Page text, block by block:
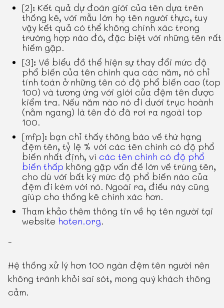
[2]: Kết quả dự đoán giới của tên dựa trên
thống kê, với mẫu lớn họ tên người thực, tuy
vậy kết quả có thể không chính xác trong
trường hợp nào đó, đặc biệt với những tên rất
hiếm gặp.
[3]: Về biểu đồ thể hiện sự thay đổi mức độ
phổ biến của tên chính qua các năm, nó chỉ
tính toán ở những tên có độ phổ biến cao (top
100) và tương ứng với giới của đệm tên được
kiểm tra. Nếu năm nào nó đi dưới trục hoành
(nằm ngang) là tên đó đã rơi ra ngoài top
100.
[mfp]: bạn chỉ thấy thông báo về thứ hạng
đệm tên, tỷ lệ % với các tên chính có độ phổ
biến nhất định, vì các tên chính có độ phổ
biến thấp không gặp vấn đề lớn về trùng tên,
cho dù với bất kỳ mức độ phổ biến nào của
đệm đi kèm với nó. Ngoài ra, điều này cũng
giúp cho thống kê chính xác hơn.
Tham khảo thêm thông tin về họ tên người tại
website hoten.org.
-
Hệ thống xử lý hơn 100 ngàn đệm tên người nên
không tránh khỏi sai sót, mong quý khách thông
cảm.